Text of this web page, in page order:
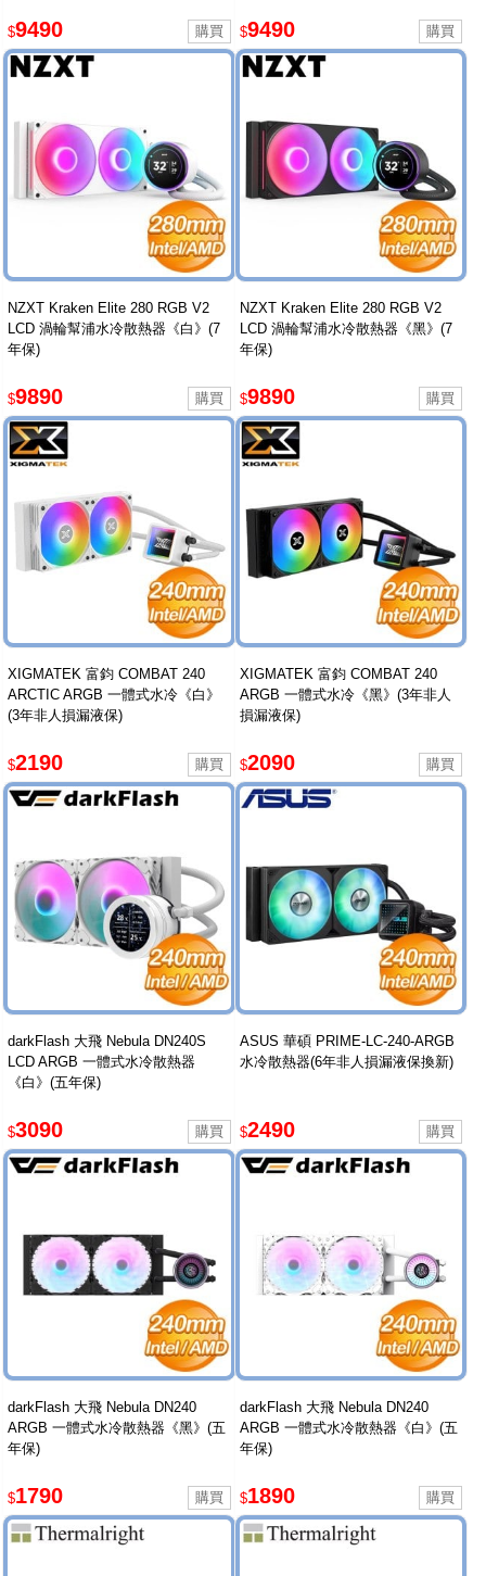
$9490 $9490
NZXT Kraken Elite 280 RGB V2
LCD 渦輪幫浦水冷散熱器《白》(7
年保)
$9890
NZXT Kraken Elite 280 RGB V2
LCD 渦輪幫浦水冷散熱器《黑》(7
年保)
$9890
XIGMATEK 富鈞 COMBAT 240
ARCTIC ARGB 一體式水冷《白》
(3年非人損漏液保)
$2190
XIGMATEK 富鈞 COMBAT 240
ARGB 一體式水冷《黑》(3年非人
損漏液保)
$2090
darkFlash 大飛 Nebula DN240S
LCD ARGB 一體式水冷散熱器
《白》(五年保)
$3090
ASUS 華碩 PRIME-LC-240-ARGB
水冷散熱器(6年非人損漏液保換新)
$2490
darkFlash 大飛 Nebula DN240
ARGB 一體式水冷散熱器《黑》(五
年保)
$1790
darkFlash 大飛 Nebula DN240
ARGB 一體式水冷散熱器《白》(五
年保)
$1890